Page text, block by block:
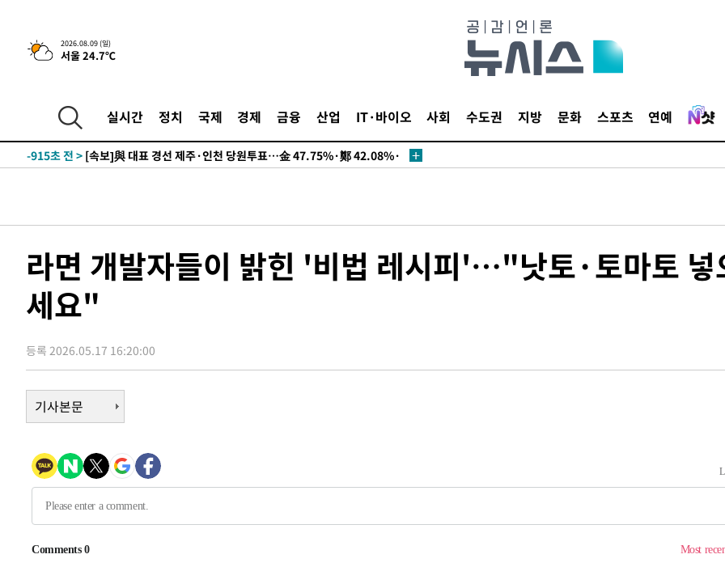
2026.08.09 (일)
서울 24.7℃
실시간 정치 국제 경제 금융 산업 IT·바이오 사회 수도권 지방 문화 스포츠 연예
13시간 전 >[속보]뉴욕증시 상승 마감…S&P 0.6% 나스닥 1.3%↑
민수·김용 순
-1633초 전 >
[속보]김민석, 與 전대 당원투표 누적 득표율 45.42%로 1위… 정청
래 44.56%
-915초 전 >[속보]與 대표 경선 제주·인천 당원투표…金 47.75%·鄭 42.08%·
宋 10.17%
-449초 전 >이강인 "아틀레티코 이적 기뻐…등번호 7번 의미보단 팀 위해 뛸 것"
티코 이적"
1시간 전 >수도권 40도 육박 '펄펄'…동해안 일부 지역엔 호의주의보
2시간 전 >온열질환 사망자 3명 늘어…누적 환자 3000명 돌파
3시간 전 >강릉에 시간당 81.4㎜ 물폭탄…도로 잠기고 담벼락 붕괴
4시간 전 >백운산서 80년근 천종산삼 9뿌리 발견…감정가 1.3억원
5시간 전 > 선재도서 해루질 나섰다 실종 60대, 닷새 만에 숨진 채 발견
6시간 전 >남자 농구, 나고야 아시안게임서 '홈팀' 일본과 한일전
6시간 전 >여수 오동도 해상서 모터보트 전복…1명 사망·1명 실종
7시간 전 >극한폭염 한풀 꺾이지만…'낮 최고 35도' 무더위, 열대야 계속[다음주
8시간 전 >[속보]'압수수색·성접대 논란' 축구협회 "실망과 걱정 안겨드려 죄송"
11시간 전 > '최고 37도' 폭염 지속…강원동해안 최대 150㎜ 비
13시간 전 >[속보]뉴욕증시 상승 마감…S&P 0.6% 나스닥 1.3%↑
-10633초 전 >이란 "호르무즈 재개방 합의 근접…美 배상 선행돼야"
-1680초 전 >[속보]與최고위원 제주·인천 순회경선…박선원·최민희·서미화·한
라면 개발자들이 밝힌 '비법 레시피'…"낫토·토마토 넣
세요"
등록 2026.05.17 16:20:00
기사본문